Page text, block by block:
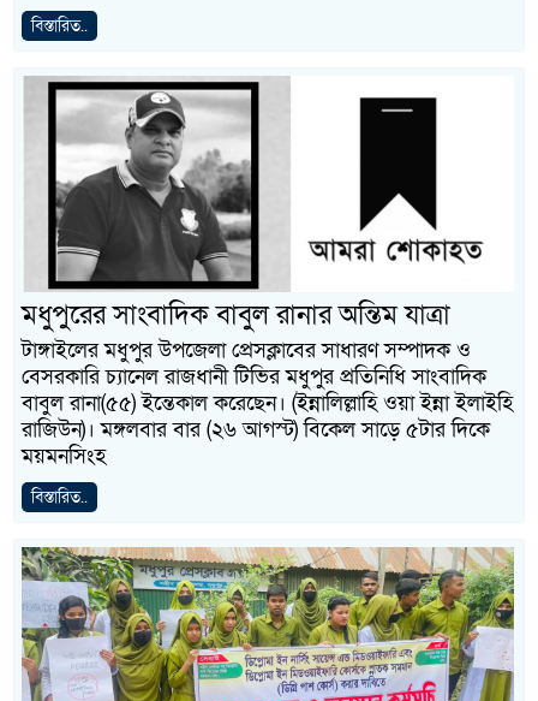
বিস্তারিত..
মধুপুরের সাংবাদিক বাবুল রানার অন্তিম যাত্রা
টাঙ্গাইলের মধুপুর উপজেলা প্রেসক্লাবের সাধারণ সম্পাদক ও
বেসরকারি চ্যানেল রাজধানী টিভির মধুপুর প্রতিনিধি সাংবাদিক
বাবুল রানা(৫৫) ইন্তেকাল করেছেন। (ইন্নালিল্লাহি ওয়া ইন্না ইলাইহি
রাজিউন)। মঙ্গলবার বার (২৬ আগস্ট) বিকেল সাড়ে ৫টার দিকে
ময়মনসিংহ
বিস্তারিত..